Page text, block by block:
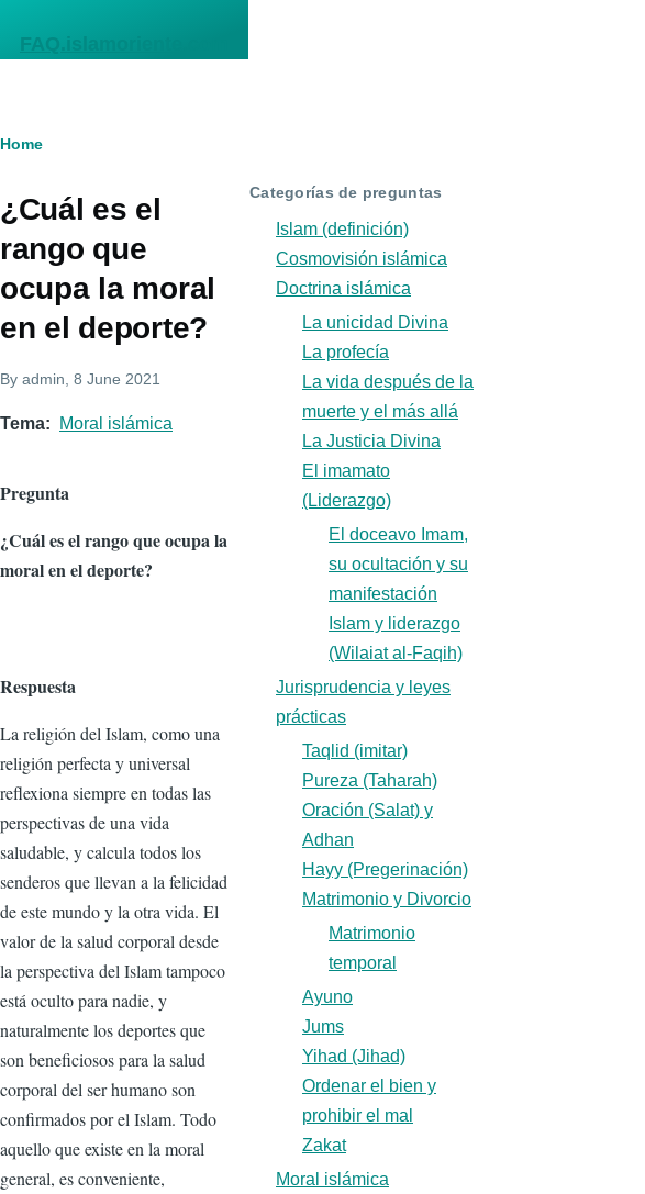
FAQ.islamoriente.com
Breadcrumb
Home
¿Cuál es el
rango que
ocupa la moral
en el deporte?
By admin , 8 June 2021
Tema Moral islámica
Pregunta
¿Cuál es el rango que ocupa la
moral en el deporte?
Respuesta
La religión del Islam, como una
religión perfecta y universal
reflexiona siempre en todas las
perspectivas de una vida
saludable, y calcula todos los
senderos que llevan a la felicidad
de este mundo y la otra vida. El
valor de la salud corporal desde
la perspectiva del Islam tampoco
está oculto para nadie, y
naturalmente los deportes que
son beneficiosos para la salud
corporal del ser humano son
confirmados por el Islam. Todo
aquello que existe en la moral
general, es conveniente,
Categorías de preguntas
Islam (definición)
Cosmovisión islámica
Doctrina islámica
La unicidad Divina
La profecía
La vida después de la
muerte y el más allá
La Justicia Divina
El imamato
(Liderazgo)
El doceavo Imam,
su ocultación y su
manifestación
Islam y liderazgo
(Wilaiat al-Faqih)
Jurisprudencia y leyes
prácticas
Taqlid (imitar)
Pureza (Taharah)
Oración (Salat) y
Adhan
Hayy (Pregerinación)
Matrimonio y Divorcio
Matrimonio
temporal
Ayuno
Jums
Yihad (Jihad)
Ordenar el bien y
prohibir el mal
Zakat
Moral islámica